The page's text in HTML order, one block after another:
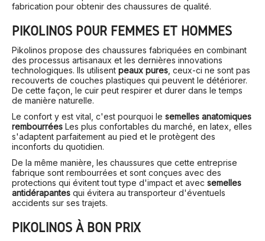
fabrication pour obtenir des chaussures de qualité.
PIKOLINOS POUR FEMMES ET HOMMES
Pikolinos propose des chaussures fabriquées en combinant
des processus artisanaux et les dernières innovations
technologiques. Ils utilisent peaux pures, ceux-ci ne sont pas
recouverts de couches plastiques qui peuvent le détériorer.
De cette façon, le cuir peut respirer et durer dans le temps
de manière naturelle.
Le confort y est vital, c'est pourquoi le semelles anatomiques
rembourrées Les plus confortables du marché, en latex, elles
s'adaptent parfaitement au pied et le protègent des
inconforts du quotidien.
De la même manière, les chaussures que cette entreprise
fabrique sont rembourrées et sont conçues avec des
protections qui évitent tout type d'impact et avec semelles
antidérapantes qui évitera au transporteur d'éventuels
accidents sur ses trajets.
PIKOLINOS À BON PRIX